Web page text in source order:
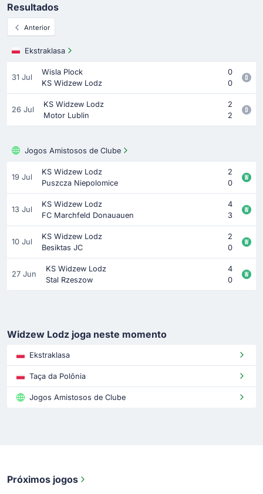
Resultados
Anterior
Ekstraklasa
31 Jul
Wisla Plock
0
KS Widzew Lodz
0
26 Jul
KS Widzew Lodz
2
Motor Lublin
2
Jogos Amistosos de Clube
19 Jul
KS Widzew Lodz
2
Puszcza Niepolomice
0
13 Jul
KS Widzew Lodz
4
FC Marchfeld Donauauen
3
10 Jul
KS Widzew Lodz
2
Besiktas JC
0
27 Jun
KS Widzew Lodz
4
Stal Rzeszow
0
Widzew Lodz joga neste momento
Ekstraklasa
Taça da Polônia
Jogos Amistosos de Clube
Próximos jogos